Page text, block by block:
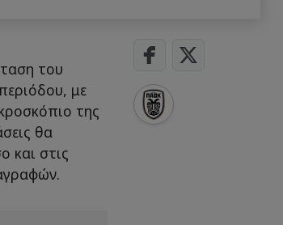
του
με
της
θα
και στις